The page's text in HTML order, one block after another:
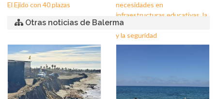
El Ejido con 40 plazas
necesidades en
infraestructuras educativas, la
puesta a punto de los centros
y la seguridad
Otras noticias de Balerma